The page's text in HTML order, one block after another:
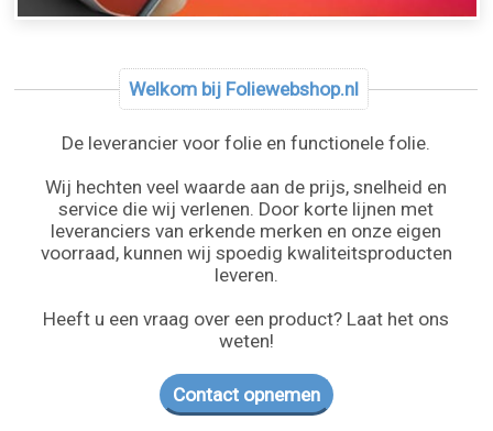
Welkom bij Foliewebshop.nl
De leverancier voor folie en functionele folie.
Wij hechten veel waarde aan de prijs, snelheid en
service die wij verlenen. Door korte lijnen met
leveranciers van erkende merken en onze eigen
voorraad, kunnen wij spoedig kwaliteitsproducten
leveren.
Heeft u een vraag over een product? Laat het ons
weten!